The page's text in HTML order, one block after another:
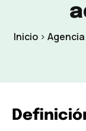
Inicio> Agencia